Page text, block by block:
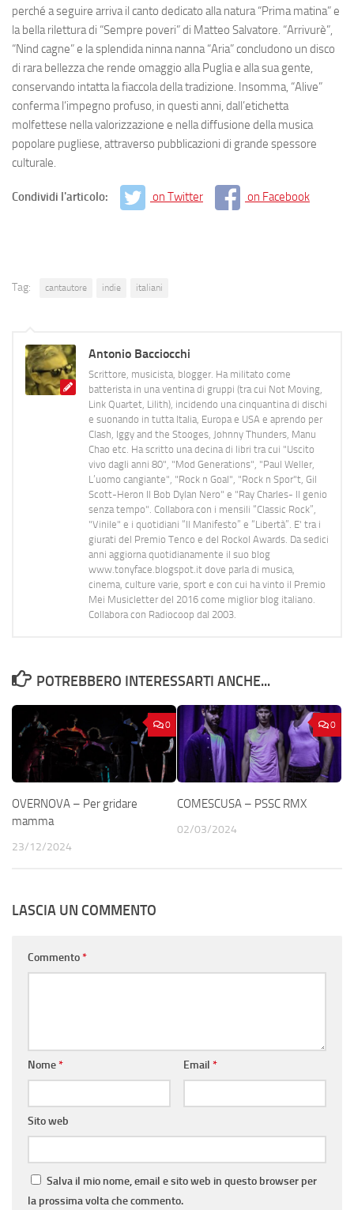
perché a seguire arriva il canto dedicato alla natura “Prima matina” e
la bella rilettura di “Sempre poveri” di Matteo Salvatore. “Arrivurè”,
“Nind cagne” e la splendida ninna nanna “Aria” concludono un disco
di rara bellezza che rende omaggio alla Puglia e alla sua gente,
conservando intatta la fiaccola della tradizione. Insomma, “Alive”
conferma l’impegno profuso, in questi anni, dall’etichetta
molfettese nella valorizzazione e nella diffusione della musica
popolare pugliese, attraverso pubblicazioni di grande spessore
culturale.
Condividi l'articolo: on Twitter on Facebook
Tag: cantautore indie italiani
Antonio Bacciocchi
Scrittore, musicista, blogger. Ha militato come
batterista in una ventina di gruppi (tra cui Not Moving,
Link Quartet, Lilith), incidendo una cinquantina di dischi
e suonando in tutta Italia, Europa e USA e aprendo per
Clash, Iggy and the Stooges, Johnny Thunders, Manu
Chao etc. Ha scritto una decina di libri tra cui "Uscito
vivo dagli anni 80", "Mod Generations", "Paul Weller,
L’uomo cangiante", "Rock n Goal", "Rock n Spor"t, Gil
Scott-Heron Il Bob Dylan Nero" e "Ray Charles- Il genio
senza tempo". Collabora con i mensili “Classic Rock”,
"Vinile" e i quotidiani “Il Manifesto” e “Libertà”. E' tra i
giurati del Premio Tenco e del Rockol Awards. Da sedici
anni aggiorna quotidianamente il suo blog
www.tonyface.blogspot.it dove parla di musica,
cinema, culture varie, sport e con cui ha vinto il Premio
Mei Musicletter del 2016 come miglior blog italiano.
Collabora con Radiocoop dal 2003.
POTREBBERO INTERESSARTI ANCHE...
0
OVERNOVA – Per gridare
mamma
23/12/2024
0
COMESCUSA – PSSC RMX
02/03/2024
LASCIA UN COMMENTO
Commento*
Nome* Email *
Sito web
Salva il mio nome, email e sito web in questo browser per
la prossima volta che commento.